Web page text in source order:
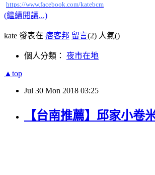
https://www.facebook.com/katebcm
(繼續閱讀...)
kate 發表在 痞客邦 留言(2) 人氣()
個人分類： 夜市在地
▲top
Jul 30 Mon 2018 03:25
【台南推薦】邱家小卷